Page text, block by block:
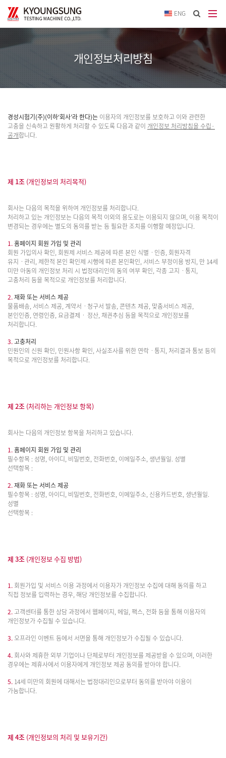
ENG
입력
답변
등록
시
답변
이메
전송
개인정보처리방침
경성시험기(주)(이하‘회사’라 한다)는 이용자의 개인정보를 보호하고 이와 관련한
고충을 신속하고 원활하게 처리할 수 있도록 다음과 같이 개인정보 처리방침을 수립·
공개합니다.
제 1조 (개인정보의 처리목적)
회사는 다음의 목적을 위하여 개인정보를 처리합니다.
처리하고 있는 개인정보는 다음의 목적 이외의 용도로는 이용되지 않으며, 이용 목적이
변경되는 경우에는 별도의 동의를 받는 등 필요한 조치를 이행할 예정입니다.
1.홈페이지 회원 가입 및 관리
회원 가입의사 확인, 회원제 서비스 제공에 따른 본인 식별ㆍ인증, 회원자격
유지ㆍ관리, 제한적 본인 확인제 시행에 따른 본인확인, 서비스 부정이용 방지, 만 14세
미만 아동의 개인정보 처리 시 법정대리인의 동의 여부 확인, 각종 고지ㆍ통지,
고충처리 등을 목적으로 개인정보를 처리합니다.
2.재화 또는 서비스 제공
물품배송, 서비스 제공, 계약서ㆍ청구서 발송, 콘텐츠 제공, 맞춤서비스 제공,
본인인증, 연령인증, 요금결제ㆍ 정산, 채권추심 등을 목적으로 개인정보를
처리합니다.
3.고충처리
민원인의 신원 확인, 민원사항 확인, 사실조사를 위한 연락ㆍ통지, 처리결과 통보 등의
목적으로 개인정보를 처리합니다.
제 2조 (처리하는 개인정보 항목)
회사는 다음의 개인정보 항목을 처리하고 있습니다.
1.홈페이지 회원 가입 및 관리
필수항목 : 성명, 아이디, 비밀번호, 전화번호, 이메일주소, 생년월일. 성별
선택항목 :
2.재화 또는 서비스 제공
필수항목 : 성명, 아이디, 비밀번호, 전화번호, 이메일주소, 신용카드번호, 생년월일.
성별
선택항목 :
제 3조 (개인정보 수집 방법)
1. 회원가입 및 서비스 이용 과정에서 이용자가 개인정보 수집에 대해 동의를 하고
직접 정보를 입력하는 경우, 해당 개인정보를 수집합니다.
2.고객센터를 통한 상담 과정에서 웹페이지, 메일, 팩스, 전화 등을 통해 이용자의
개인정보가 수집될 수 있습니다.
3.오프라인 이벤트 등에서 서면을 통해 개인정보가 수집될 수 있습니다.
4. 회사와 제휴한 외부 기업이나 단체로부터 개인정보를 제공받을 수 있으며, 이러한
경우에는 제휴사에서 이용자에게 개인정보 제공 동의를 받아야 합니다.
5. 14세 미만의 회원에 대해서는 법정대리인으로부터 동의를 받아야 이용이
가능합니다.
제 4조 (개인정보의 처리 및 보유기간)